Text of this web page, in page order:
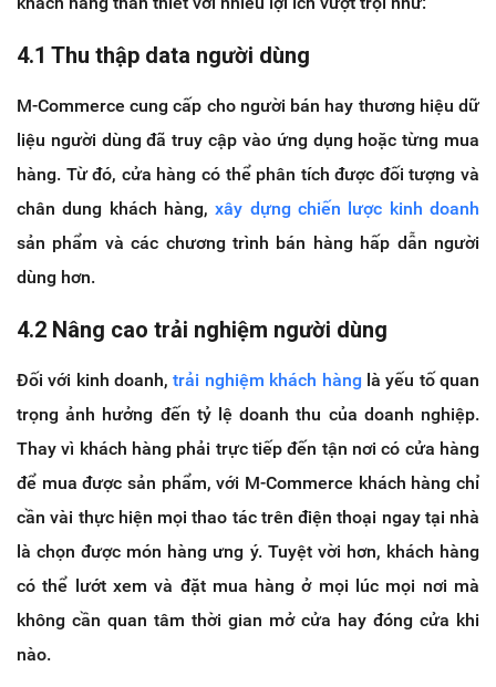
4.1 Thu thập data người dùng
M-Commerce cung cấp cho người bán hay thương hiệu dữ
liệu người dùng đã truy cập vào ứng dụng hoặc từng mua
hàng. Từ đó, cửa hàng có thể phân tích được đối tượng và
chân dung khách hàng,xây dựng chiến lược kinh doanh
sản phẩm và các chương trình bán hàng hấp dẫn người
dùng hơn.
4.2 Nâng cao trải nghiệm người dùng
Đối với kinh doanh,trải nghiệm khách hàng là yếu tố quan
trọng ảnh hưởng đến tỷ lệ doanh thu của doanh nghiệp.
Thay vì khách hàng phải trực tiếp đến tận nơi có cửa hàng
để mua được sản phẩm, với M-Commerce khách hàng chỉ
cần vài thực hiện mọi thao tác trên điện thoại ngay tại nhà
là chọn được món hàng ưng ý. Tuyệt vời hơn, khách hàng
có thể lướt xem và đặt mua hàng ở mọi lúc mọi nơi mà
không cần quan tâm thời gian mở cửa hay đóng cửa khi
nào.